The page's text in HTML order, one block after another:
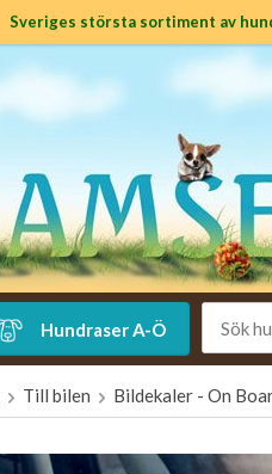
Sveriges största sortiment av
Hundraser A-Ö
Till bilen Bildekaler - On